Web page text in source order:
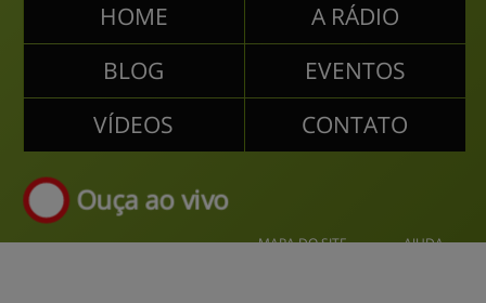
HOME
A RÁDIO
BLOG
EVENTOS
VÍDEOS
CONTATO
Ouça ao vivo
MAPA DO SITE AJUDA